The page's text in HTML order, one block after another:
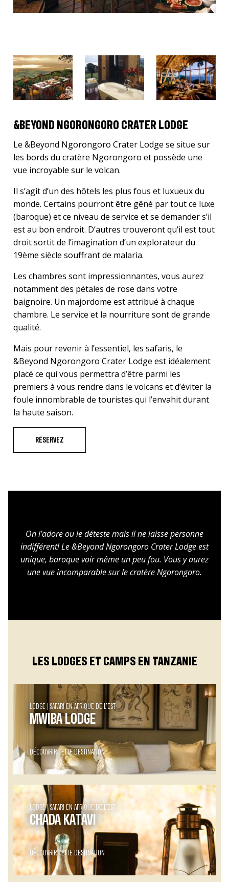
&BEYOND NGORONGORO CRATER LODGE
Le &Beyond Ngorongoro Crater Lodge se situe sur
les bords du cratère Ngorongoro et possède une
vue incroyable sur le volcan.
Il s’agit d’un des hôtels les plus fous et luxueux du
monde. Certains pourront être gêné par tout ce luxe
(baroque) et ce niveau de service et se demander s’il
est au bon endroit. D’autres trouveront qu’il est tout
droit sortit de l’imagination d’un explorateur du
19ème siècle souffrant de malaria.
Les chambres sont impressionnantes, vous aurez
notamment des pétales de rose dans votre
baignoire. Un majordome est attribué à chaque
chambre. Le service et la nourriture sont de grande
qualité.
Mais pour revenir à l’essentiel, les safaris, le
&Beyond Ngorongoro Crater Lodge est idéalement
placé ce qui vous permettra d’être parmi les
premiers à vous rendre dans le volcans et d’éviter la
foule innombrable de touristes qui l’envahit durant
la haute saison.
RÉSERVEZ
On l’adore ou le déteste mais il ne laisse personne
indifférent! Le &Beyond Ngorongoro Crater Lodge est
unique, baroque voir même un peu fou. Vous y aurez
une vue incomparable sur le cratère Ngorongoro.
LES LODGES ET CAMPS EN TANZANIE
LODGE SAFARI EN AFRIQUE DE L’EST
MWIBA LODGE
DÉCOUVRIR CETTE DESTINATION
LODGE SAFARI EN AFRIQUE DE L’EST
CHADA KATAVI
DÉCOUVRIR CETTE DESTINATION